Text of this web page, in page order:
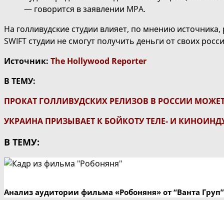
— говорится в заявлении MPA.
На голливудские студии влияет, по мнению
SWIFT студии не смогут получить деньги от своих
Источник: The Hollywood Reporter
В ТЕМУ:
ПРОКАТ ГОЛЛИВУДСКИХ РЕЛИЗОВ В РОССИИ
УКРАИНА ПРИЗЫВАЕТ К БОЙКОТУ ТЕЛЕ- И
В ТЕМУ:
Анализ аудитории фильма «Робоняня» от “Ванта Груп”